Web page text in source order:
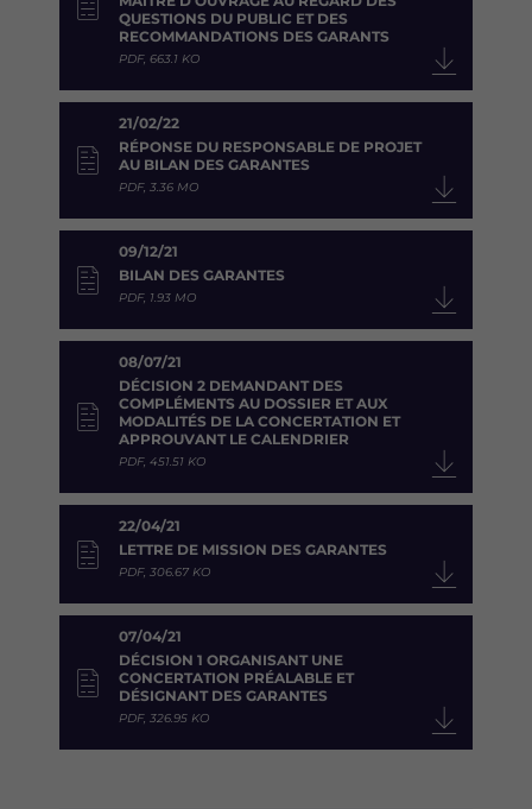
QUESTIONS DU PUBLIC ET DES
RECOMMANDATIONS DES GARANTS
PDF, 663.1 KO
21/02/22
RÉPONSE DU RESPONSABLE DE PROJET
AU BILAN DES GARANTES
PDF, 3.36 MO
09/12/21
BILAN DES GARANTES
PDF, 1.93 MO
08/07/21
DÉCISION 2 DEMANDANT DES
COMPLÉMENTS AU DOSSIER ET AUX
MODALITÉS DE LA CONCERTATION ET
APPROUVANT LE CALENDRIER
PDF, 451.51 KO
22/04/21
LETTRE DE MISSION DES GARANTES
PDF, 306.67 KO
07/04/21
DÉCISION 1 ORGANISANT UNE
CONCERTATION PRÉALABLE ET
DÉSIGNANT DES GARANTES
PDF, 326.95 KO